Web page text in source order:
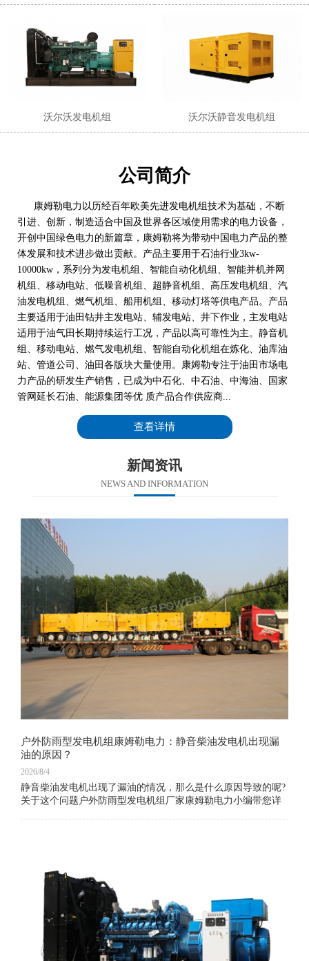
沃尔沃发电机组 沃尔沃静音发电机组
公司简介
康姆勒电力以历经百年欧美先进发电机组技术为基础，不断
引进、创新，制造适合中国及世界各区域使用需求的电力设备，
开创中国绿色电力的新篇章，康姆勒将为带动中国电力产品的整
体发展和技术进步做出贡献。产品主要用于石油行业3kw-
10000kw，系列分为发电机组、智能自动化机组、智能并机并网
机组、移动电站、低噪音机组、超静音机组、高压发电机组、汽
油发电机组、燃气机组、船用机组、移动灯塔等供电产品。产品
主要适用于油田钻井主发电站、辅发电站、井下作业，主发电站
适用于油气田长期持续运行工况，产品以高可靠性为主。静音机
组、移动电站、燃气发电机组、智能自动化机组在炼化、油库油
站、管道公司、油田各版块大量使用。康姆勒专注于油田市场电
力产品的研发生产销售，已成为中石化、中石油、中海油、国家
管网延长石油、能源集团等优 质产品合作供应商...
查看详情
新闻资讯
NEWS AND INFORMATION
户外防雨型发电机组康姆勒电力：静音柴油发电机出现漏
油的原因？
2026/8/4
静音柴油发电机出现了漏油的情况，那么是什么原因导致的呢?
关于这个问题户外防雨型发电机组厂家康姆勒电力小编带您详